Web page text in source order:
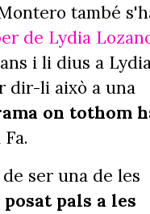
també
de Lydia
i li dius a
dir-li això a una
on tothom
ser una de les
posat pals a les